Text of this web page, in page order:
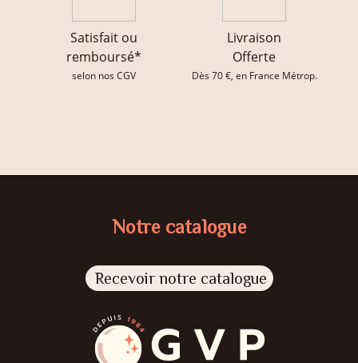
Satisfait ou
remboursé*
selon nos CGV
Livraison
Offerte
Dès 70 €, en France Métrop.
Notre catalogue
Recevoir notre catalogue